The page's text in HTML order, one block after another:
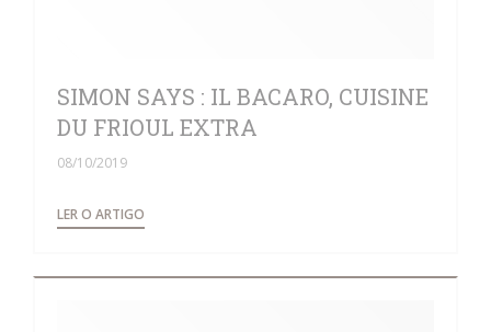
SIMON SAYS : IL BACARO, CUISINE
DU FRIOUL EXTRA
08/10/2019
LER O ARTIGO